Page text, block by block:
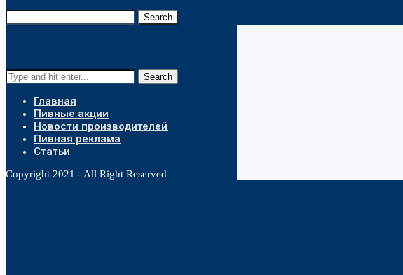
Search
Search
Главная
Пивные акции
Новости производителей
Пивная реклама
Статьи
Copyright 2021 - All Right Reserved